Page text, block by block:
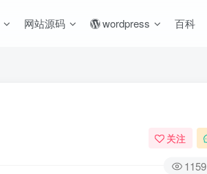
网站源码 wordpress 百科
关注
1159